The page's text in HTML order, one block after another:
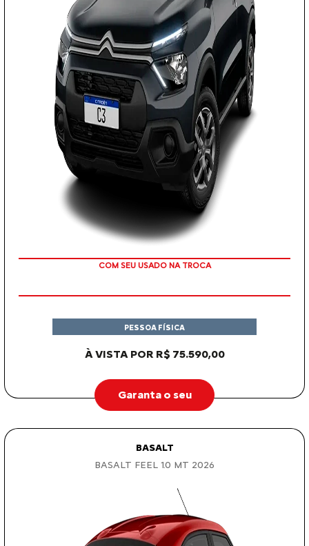
COM SEU USADO NA TROCA
À VISTA POR R$ 75.590,00
PESSOA FÍSICA
Garanta o seu
BASALT
BASALT FEEL 1.0 MT 2026